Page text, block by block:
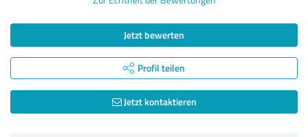
Jetzt bewerten
Profil teilen
Jetzt kontaktieren